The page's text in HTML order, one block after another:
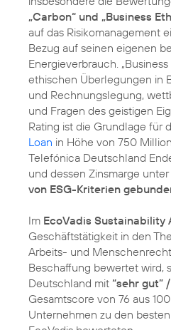
„Carbon“ und „Business
auf das Risikomanagement
Bezug auf seinen eigenen
Energieverbrauch.
ethischen Überlegungen in
und Rechnungslegung,
und Fragen des geistigen
Rating ist die Grundlage für
Loan in Höhe von 750
Telefónica Deutschland
und dessen Zinsmarge
von ESG-Kriterien
Im EcoVadis Sustainability
Geschäftstätigkeit in den
Arbeits- und
Beschaffung bewertet wird,
Deutschland mit “sehr gut”
Gesamtscore von 76 aus
Unternehmen zu den